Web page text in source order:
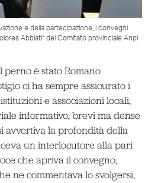
e della partecipazione, i convegni
Abbiati” del Comitato provinciale Anpi
è stato Romano
ci ha sempre assicurato i
e associazioni locali,
informativo, brevi ma dense
avvertiva la profondità della
un interlocutore alla pari
che apriva il convegno,
ne commentava lo svolgersi,